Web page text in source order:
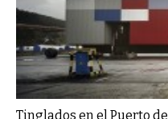
Tinglados en el Puerto